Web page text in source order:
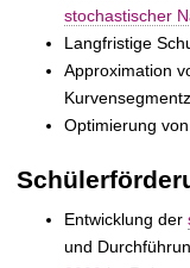
stochastischer
Langfristige
Approximation
Optimierung
Entwicklung der
und